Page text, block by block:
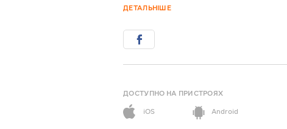
ДЕТАЛЬНІШЕ
ДОСТУПНО НА ПРИСТРОЯХ
iOS
Android